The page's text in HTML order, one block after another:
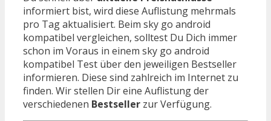
informiert bist, wird diese Auflistung mehrmals
pro Tag aktualisiert. Beim sky go android
kompatibel vergleichen, solltest Du Dich immer
schon im Voraus in einem sky go android
kompatibel Test über den jeweiligen Bestseller
informieren. Diese sind zahlreich im Internet zu
finden. Wir stellen Dir eine Auflistung der
verschiedenen Bestseller zur Verfügung.